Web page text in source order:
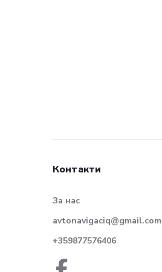
Контакти
За нас
avtonavigaciq@gmail.com
+359877576406